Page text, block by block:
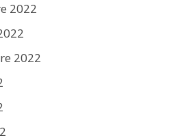
2022
2022